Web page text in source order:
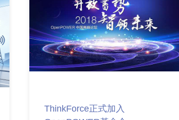
ThinkForce正式加入